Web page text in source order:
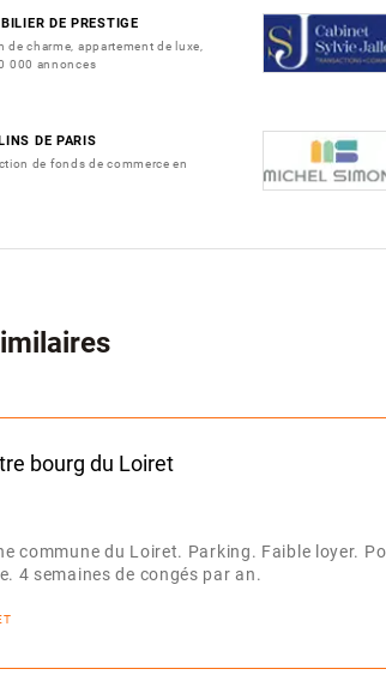
DE PRESTIGE
de charme, appartement de luxe,
000 annonces
DE PARIS
de fonds de commerce en
bourg du Loiret
commune du Loiret. Parking. Faible loyer.
4 semaines de congés par an.